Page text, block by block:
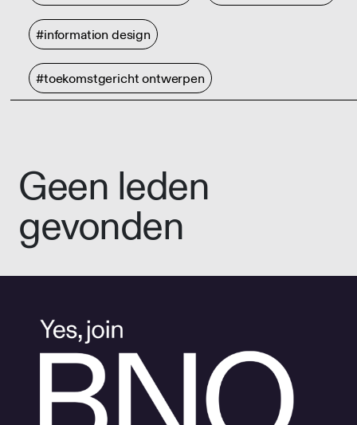
#information design
#toekomstgericht ontwerpen
Geen leden
gevonden